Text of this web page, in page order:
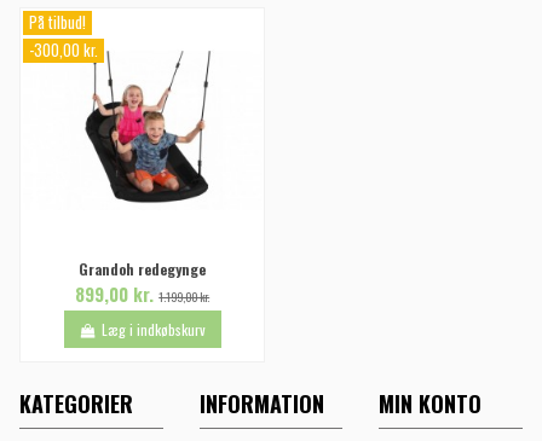
På tilbud!
-300,00 kr.
Grandoh redegynge
899,00 kr.1.199,00 kr.
Læg i indkøbskurv
KATEGORIER INFORMATION MIN KONTO